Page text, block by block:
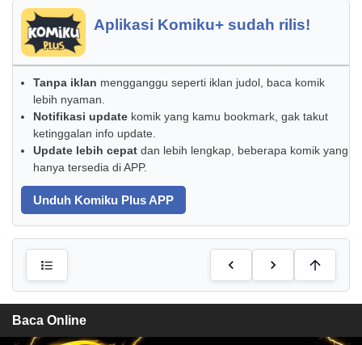
Aplikasi Komiku+ sudah rilis!
Tanpa iklan mengganggu seperti iklan judol, baca komik
lebih nyaman.
Notifikasi update komik yang kamu bookmark, gak takut
ketinggalan info update.
Update lebih cepat dan lebih lengkap, beberapa komik yang
hanya tersedia di APP.
Unduh Komiku Plus APP
Baca Online